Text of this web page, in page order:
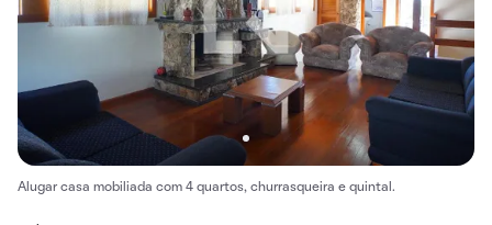
Alugar casa mobiliada com 4 quartos, churrasqueira e quintal.